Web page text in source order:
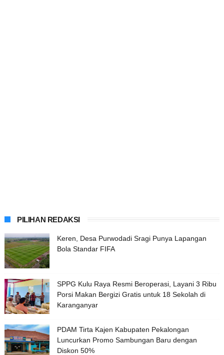
PILIHAN REDAKSI
Keren, Desa Purwodadi Sragi Punya Lapangan
Bola Standar FIFA
SPPG Kulu Raya Resmi Beroperasi, Layani 3 Ribu
Porsi Makan Bergizi Gratis untuk 18 Sekolah di
Karanganyar
PDAM Tirta Kajen Kabupaten Pekalongan
Luncurkan Promo Sambungan Baru dengan
Diskon 50%